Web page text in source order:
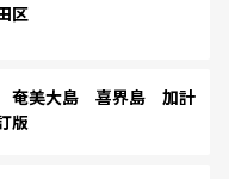
区
奄美大島 喜界島 加計
版